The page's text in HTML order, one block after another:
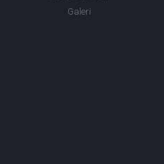
Galeri